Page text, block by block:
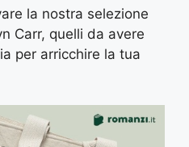
la nostra selezione
Carr, quelli da avere
per arricchire la tua